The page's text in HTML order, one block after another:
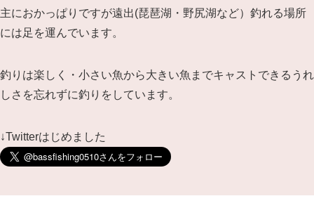
主におかっぱりですが遠出(琵琶湖・野尻湖など）釣れる場所
には足を運んでいます。
釣りは楽しく・小さい魚から大きい魚までキャストできるうれ
しさを忘れずに釣りをしています。
↓Twitterはじめました